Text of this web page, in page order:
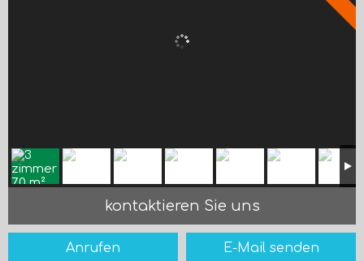
kontaktieren Sie uns
Anrufen E-Mail senden